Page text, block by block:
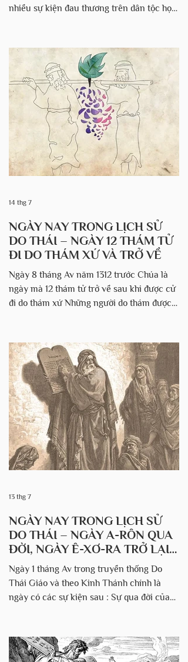
nhiều sự kiện đau thương trên dân tộc họ.
TCN). Vào ngày 9 tháng 5 (Av) năm 2449
kể từ khi sáng tạo (1312 TCN), thế hệ người
Do Thái đã rời khỏi Ai Cập dưới sự lãnh
đạo của Môi-se đã bị kết án phải chết
trong sa mạc vì sự lằm bằm của mình và
việc vào Đất Hứa của dân Y-sơ-ra-ên đã bị
trì hoãn vì 40 năm. Đây là thảm kịch đầu
NGÀY NAY TRONG LỊCH SỬ
DO THÁI – NGÀY 12 THÁM TỬ
ĐI DO THÁM XỨ VÀ TRỞ VỀ
Ngày 8 tháng Av năm 1312 trước Chúa là
ngày mà 12 thám tử trở về sau khi được cử
đi do thám xứ Những người do thám được
sa mạc, mang theo một chùm nho khổng lồ
và các loại trái cây tươi tốt khác. Nhưng
ngay cả khi ca ngợi sự màu mỡ của vùng
đất, họ vẫn làm cho dân chúng khiếp sợ
bằng những câu chuyện về những chiến
binh khổng lồ hùng mạnh sinh sống ở đó và
khẳng định rằng vùng đất này không
14 thg 7
NGÀY NAY TRONG LỊCH SỬ
DO THÁI – NGÀY A-RÔN QUA
ĐỜI, NGÀY Ê-XƠ-RA TRỞ LẠI
VÙNG ĐẤT THÁNH VÀ CÂU
CHUYỆN VỀ Ê-XƠ-RA
Ngày 1 tháng Av trong truyền thống Do
Thái Giáo và theo Kinh Thánh chính là
ngày có các sự kiện sau : Sự qua đời của
anh trai của Moses và Miriam, qua đời ở
tuổi 123 vào ngày 1 tháng Av năm 2487 kể
13 thg 7